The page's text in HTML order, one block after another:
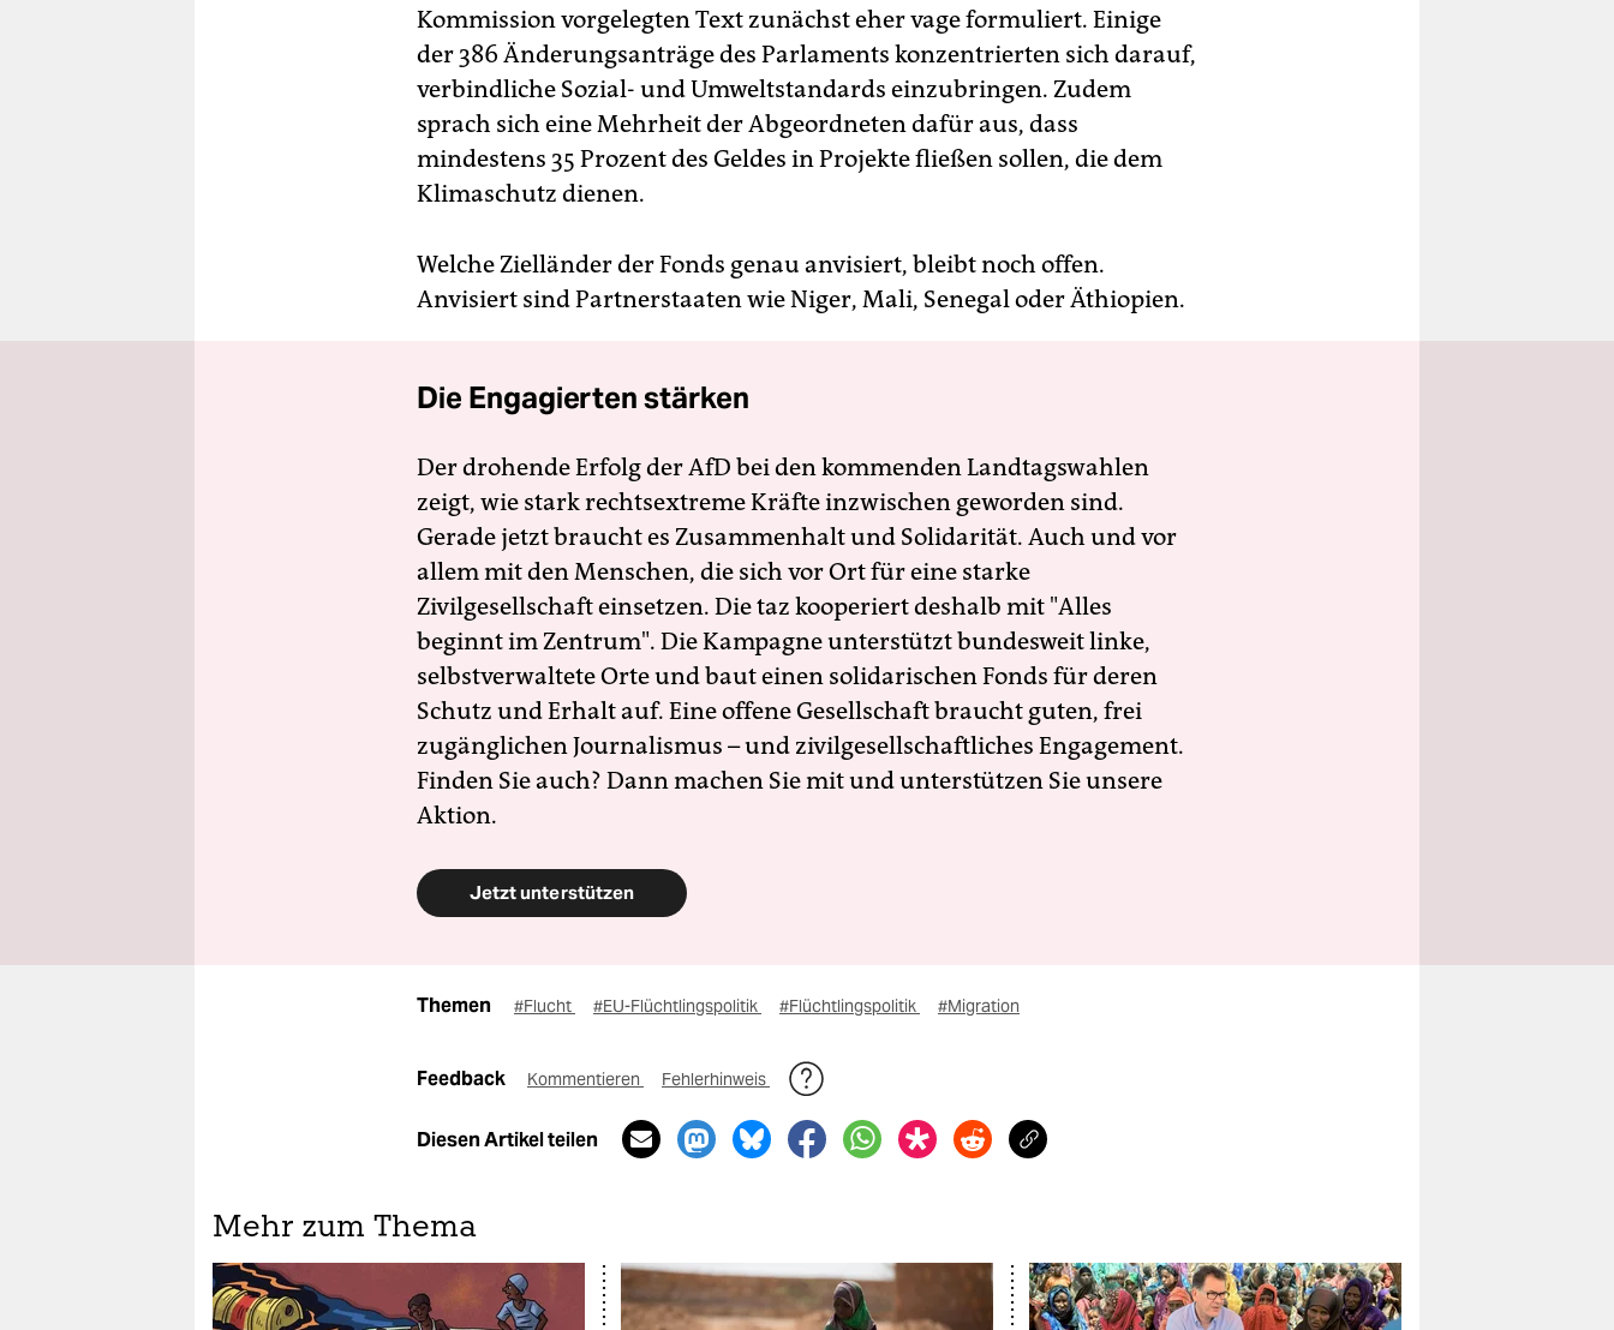
Kommission vorgelegten Text zunächst eher vage formuliert. Einige
der 386 Änderungsanträge des Parlaments konzentrierten sich darauf,
verbindliche Sozial- und Umweltstandards einzubringen. Zudem
sprach sich eine Mehrheit der Abgeordneten dafür aus, dass
mindestens 35 Prozent des Geldes in Projekte fließen sollen, die dem
Klimaschutz dienen.
Welche Zielländer der Fonds genau anvisiert, bleibt noch offen.
Anvisiert sind Partnerstaaten wie Niger, Mali, Senegal oder Äthiopien.
Die Engagierten stärken
Der drohende Erfolg der AfD bei den kommenden Landtagswahlen
zeigt, wie stark rechtsextreme Kräfte inzwischen geworden sind.
Gerade jetzt braucht es Zusammenhalt und Solidarität. Auch und vor
allem mit den Menschen, die sich vor Ort für eine starke
Zivilgesellschaft einsetzen. Die taz kooperiert deshalb mit "Alles
beginnt im Zentrum". Die Kampagne unterstützt bundesweit linke,
selbstverwaltete Orte und baut einen solidarischen Fonds für deren
Schutz und Erhalt auf. Eine offene Gesellschaft braucht guten, frei
zugänglichen Journalismus – und zivilgesellschaftliches Engagement.
Finden Sie auch? Dann machen Sie mit und unterstützen Sie unsere
Aktion.
Jetzt unterstützen
Themen #Flucht #EU-Flüchtlingspolitik #Flüchtlingspolitik #Migration
Feedback Kommentieren Fehlerhinweis
Diesen Artikel teilen
Mehr zum Thema